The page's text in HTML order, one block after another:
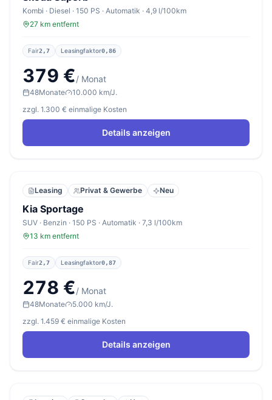
Kombi · Diesel · 150 PS · Automatik · 4,9 l/100km
27 km entfernt
Fair2,7 Leasingfaktor0,86
379 €/ Monat
48Monate
10.000 km/J.
zzgl. 1.300 € einmalige Kosten
Details anzeigen
Leasing Privat & Gewerbe Neu
Kia Sportage
SUV · Benzin · 150 PS · Automatik · 7,3 l/100km
13 km entfernt
Fair2,7 Leasingfaktor0,87
278 €/ Monat
48Monate
5.000 km/J.
zzgl. 1.459 € einmalige Kosten
Details anzeigen